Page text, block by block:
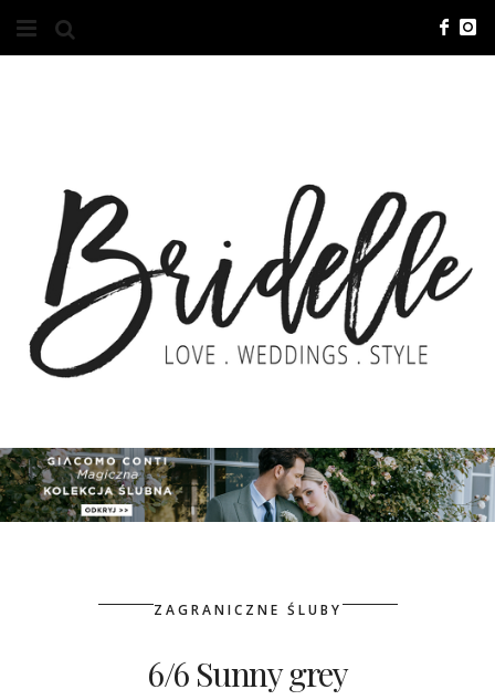
O NAS
KONTAKT
REKLAMA
ADVERTISING
ZGŁOSZENIA
ZAGRANICZNE ŚLUBY
6/6 Sunny grey